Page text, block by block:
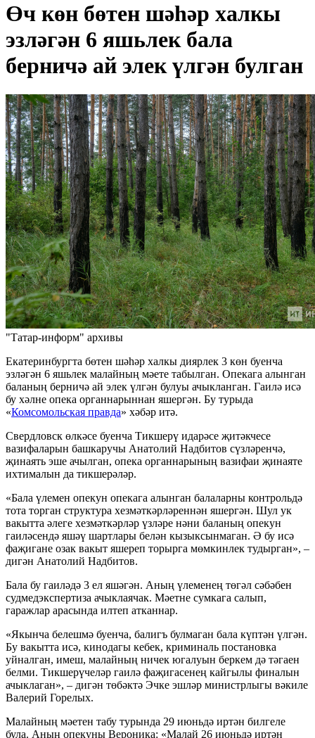
Өч көн бөтен шәһәр халкы
эзләгән 6 яшьлек бала
берничә ай элек үлгән булган
"Татар-информ" архивы
Екатеринбургта бөтен шәһәр халкы диярлек 3 көн буенча
эзләгән 6 яшьлек малайның мәете табылган. Опекага алынган
баланың берничә ай элек үлгән булуы ачыкланган. Гаилә исә
бу хәлне опека органнарыннан яшергән. Бу турыда
«Комсомольская правда» хәбәр итә.
Свердловск өлкәсе буенча Тикшерү идарәсе җитәкчесе
вазифаларын башкаручы Анатолий Надбитов сүзләренчә,
җинаять эше ачылган, опека органнарының вазифаи җинаяте
ихтималын да тикшерәләр.
«Бала үлемен опекун опекага алынган балаларны контрольдә
тота торган структура хезмәткәрләреннән яшергән. Шул ук
вакытта әлеге хезмәткәрләр үзләре нәни баланың опекун
гаиләсендә яшәү шартлары белән кызыксынмаган. Ә бу исә
фаҗигане озак вакыт яшереп торырга мөмкинлек тудырган», –
дигән Анатолий Надбитов.
Бала бу гаиләдә 3 ел яшәгән. Аның үлеменең төгәл сәбәбен
судмедэкспертиза ачыклаячак. Мәетне сумкага салып,
гаражлар арасында илтеп атканнар.
«Якынча белешмә буенча, балигъ булмаган бала күптән үлгән.
Бу вакытта исә, кинодагы кебек, криминаль постановка
уйналган, имеш, малайның ничек югалуын беркем дә тәгаен
белми. Тикшерүчеләр гаилә фаҗигасенең кайгылы финалын
ачыклаган», – дигән төбәктә Эчке эшләр министрлыгы вәкиле
Валерий Горелых.
Малайның мәетен табу турында 29 июньдә иртән билгеле
була. Аның опекуны Вероника: «Малай 26 июньдә иртән